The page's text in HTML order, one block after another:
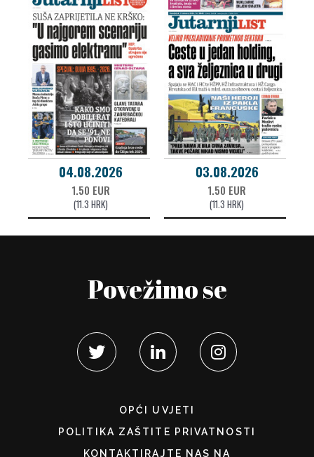
04.08.2026
1.50 EUR
(11.3 HRK)
03.08.2026
1.50 EUR
(11.3 HRK)
Povežimo se
OPĆI UVJETI
POLITIKA ZAŠTITE PRIVATNOSTI
KONTAKTIRAJTE NAS NA